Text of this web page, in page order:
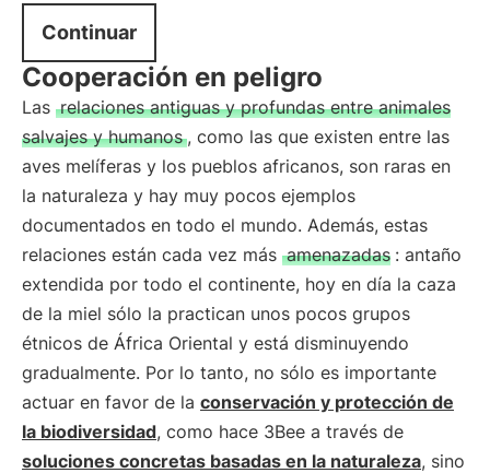
Continuar
Cooperación en peligro
Las relaciones antiguas y profundas entre animales
salvajes y humanos , como las que existen entre las
aves melíferas y los pueblos africanos, son raras en
la naturaleza y hay muy pocos ejemplos
documentados en todo el mundo. Además, estas
relaciones están cada vez más amenazadas : antaño
extendida por todo el continente, hoy en día la caza
de la miel sólo la practican unos pocos grupos
étnicos de África Oriental y está disminuyendo
gradualmente. Por lo tanto, no sólo es importante
actuar en favor de la conservación y protección de
la biodiversidad, como hace 3Bee a través de
soluciones concretas basadas en la naturaleza, sino